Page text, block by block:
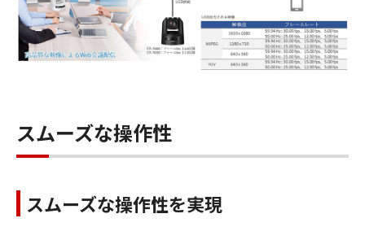
スムーズな操作性
スムーズな操作性を実現